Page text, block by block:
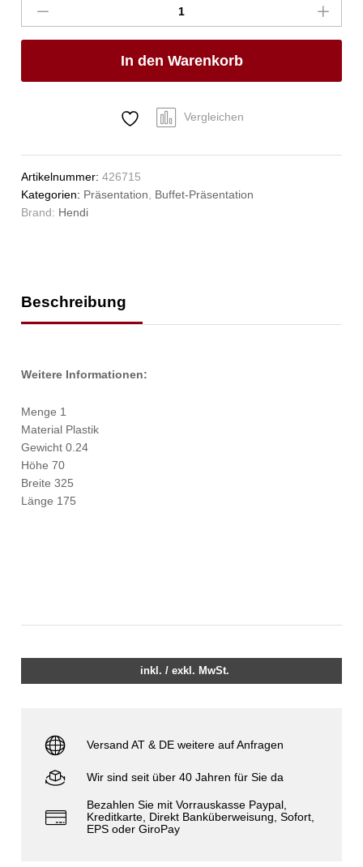
Gastronorm-
Größe,
HENDI,
1/3,
In den Warenkorb
Vergleichen
Artikelnummer:426715
Kategorien: Präsentation, Buffet-Präsentation
Brand: Hendi
Beschreibung
Weitere Informationen:
Menge 1
Material Plastik
Gewicht 0.24
Höhe 70
Breite 325
Länge 175
inkl. / exkl. MwSt.
Versand AT & DE weitere auf Anfragen
Wir sind seit über 40 Jahren für Sie da
Bezahlen Sie mit Vorrauskasse Paypal,
Kreditkarte, Direkt Banküberweisung, Sofort,
EPS oder GiroPay